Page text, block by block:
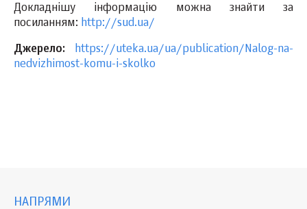
Докладнішу інформацію можна знайти за
посиланням: http://sud.ua/
Джерело: https://uteka.ua/ua/publication/Nalog-na-
nedvizhimost-komu-i-skolko
НАПРЯМИ